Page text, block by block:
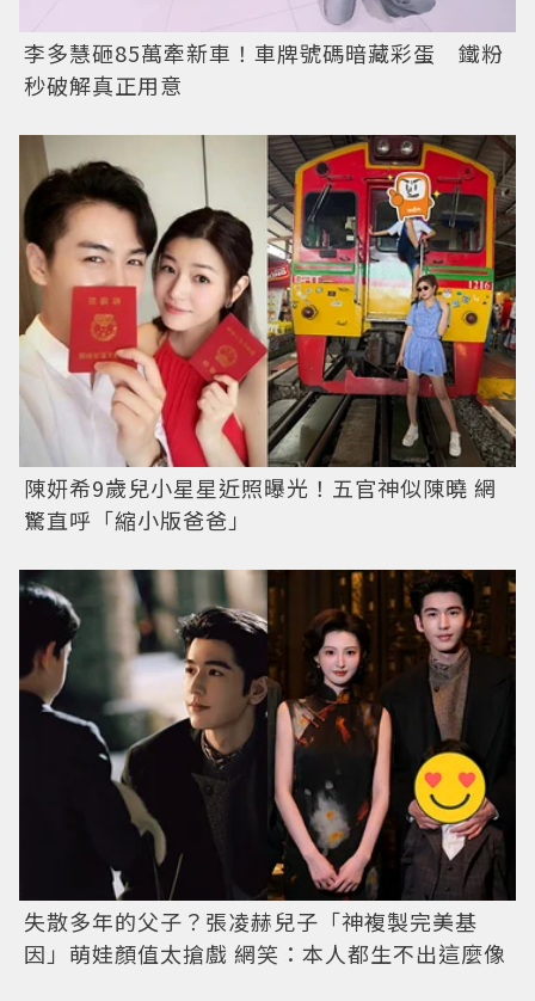
李多慧砸85萬牽新車！車牌號碼暗藏彩蛋 鐵粉
秒破解真正用意
陳妍希9歲兒小星星近照曝光！五官神似陳曉 網
驚直呼「縮小版爸爸」
失散多年的父子？張凌赫兒子「神複製完美基
因」萌娃顏值太搶戲 網笑：本人都生不出這麼像